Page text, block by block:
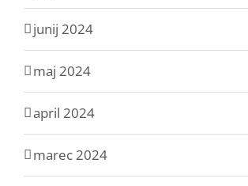
junij 2024
maj 2024
april 2024
marec 2024